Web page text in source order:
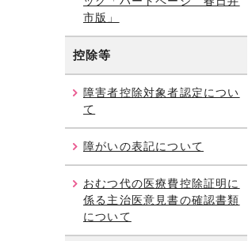
市版」
控除等
障害者控除対象者認定につい
て
障がいの表記について
おむつ代の医療費控除証明に
係る主治医意見書の確認書類
について